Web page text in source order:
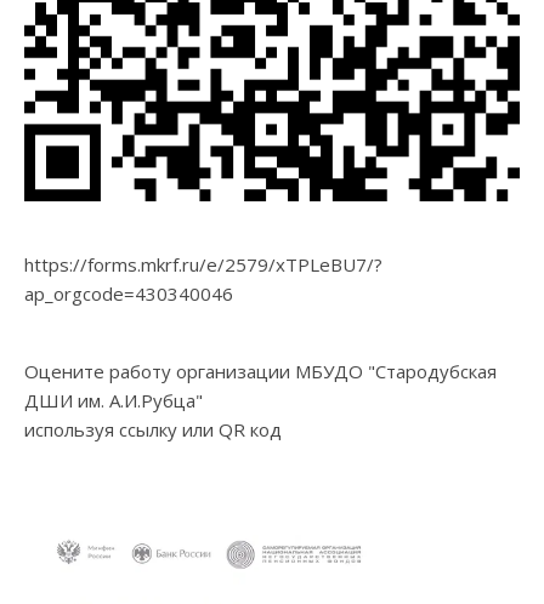
https://forms.mkrf.ru/e/2579/xTPLeBU7/?
ap_orgcode=430340046
Оцените работу организации МБУДО "Стародубская
ДШИ им. А.И.Рубца"
используя ссылку или QR код